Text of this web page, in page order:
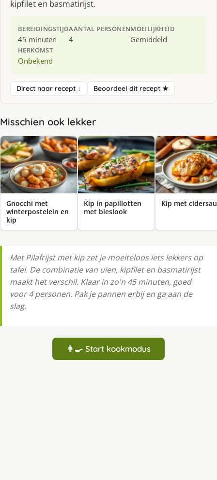
kipfilet en basmatirijst.
BEREIDINGSTIJD
45 minuten
AANTAL PERSONEN
4
MOEILIJKHEID
Gemiddeld
HERKOMST
Onbekend
Direct naar recept ↓ Beoordeel dit recept ★
Misschien ook lekker
Gnocchi met
winterpostelein en
kip
Kip in papillotten
met bieslook
Kip met
Met Pilafrijst met kip zet je moeiteloos iets lekkers op
tafel. De combinatie van uien, kipfilet en basmatirijst
maakt het verschil. Klaar in zo'n 45 minuten, goed
voor 4 personen. Pak je pannen erbij en ga aan de
slag.
👩‍🍳 Start kookmodus